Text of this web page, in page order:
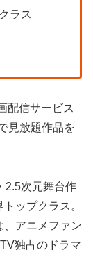
ラス
配信サービス
見放題作品を
2.5次元舞台作
ップクラス。
、アニメファン
独占のドラマ